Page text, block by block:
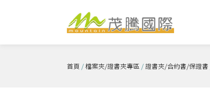
要
首頁 /檔案夾/證書夾專區 /證書夾/合約書/保證書